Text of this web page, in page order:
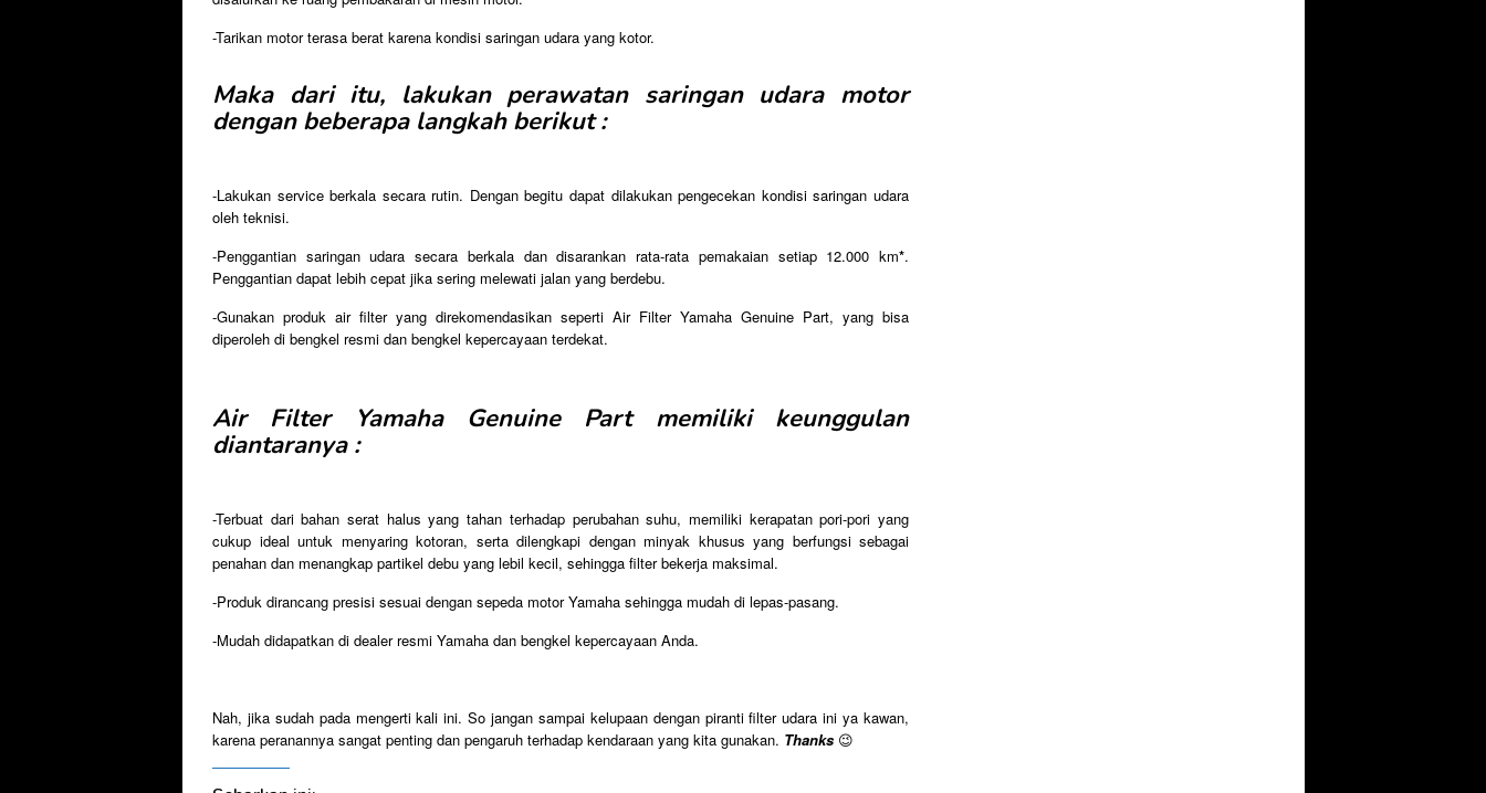
-Tarikan motor terasa berat karena kondisi saringan udara yang kotor.
Maka dari itu, lakukan perawatan saringan udara motor
dengan beberapa langkah berikut :
-Lakukan service berkala secara rutin. Dengan begitu dapat dilakukan pengecekan kondisi saringan udara
oleh teknisi.
-Penggantian saringan udara secara berkala dan disarankan rata-rata pemakaian setiap 12.000 km*.
Penggantian dapat lebih cepat jika sering melewati jalan yang berdebu.
-Gunakan produk air filter yang direkomendasikan seperti Air Filter Yamaha Genuine Part, yang bisa
diperoleh di bengkel resmi dan bengkel kepercayaan terdekat.
Air Filter Yamaha Genuine Part memiliki keunggulan
diantaranya :
-Terbuat dari bahan serat halus yang tahan terhadap perubahan suhu, memiliki kerapatan pori-pori yang
cukup ideal untuk menyaring kotoran, serta dilengkapi dengan minyak khusus yang berfungsi sebagai
penahan dan menangkap partikel debu yang lebil kecil, sehingga filter bekerja maksimal.
-Produk dirancang presisi sesuai dengan sepeda motor Yamaha sehingga mudah di lepas-pasang.
-Mudah didapatkan di dealer resmi Yamaha dan bengkel kepercayaan Anda.
Nah, jika sudah pada mengerti kali ini. So jangan sampai kelupaan dengan piranti filter udara ini ya kawan,
karena peranannya sangat penting dan pengaruh terhadap kendaraan yang kita gunakan. Thanks 😉